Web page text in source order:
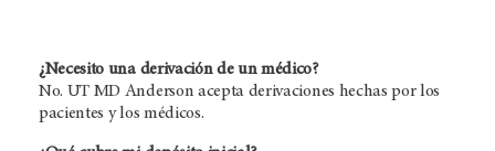
¿Necesito una derivación de un médico?
No. UT MD Anderson acepta derivaciones hechas por los
pacientes y los médicos.